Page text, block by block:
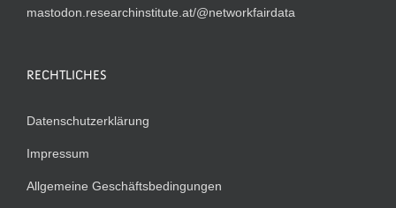
mastodon.researchinstitute.at/@networkfairdata
RECHTLICHES
Datenschutzerklärung
Impressum
Allgemeine Geschäftsbedingungen